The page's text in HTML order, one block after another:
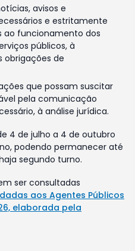
avisos e
e estritamente
ao funcionamento dos
públicos, à
obrigações de
que possam suscitar
pela comunicação
à análise jurídica.
4 de julho a 4 de outubro
podendo permanecer até
segundo turno.
ser consultadas
aos Agentes Públicos
elaborada pela